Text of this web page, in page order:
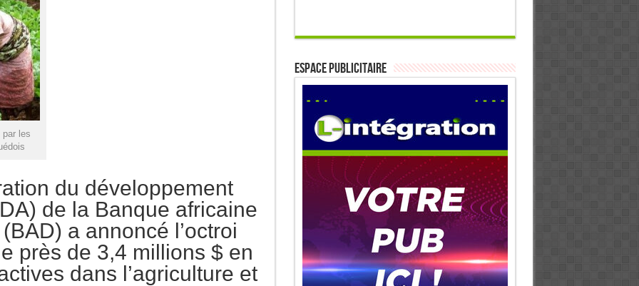
par les
du développement
de la Banque africaine
a annoncé l’octroi
près de 3,4 millions $ en
dans l’agriculture et
ESPACE PUBLICITAIRE